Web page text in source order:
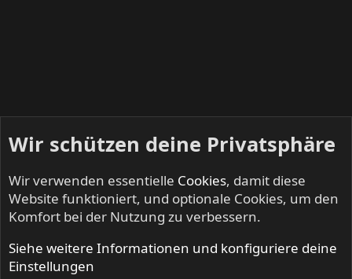
METROPOLIS - Progressive Rock & Metal
Wir schützen deine Privatsphäre
Wir verwenden essentielle Cookies, damit diese
Website funktioniert, und optionale Cookies, um den
Komfort bei der Nutzung zu verbessern.
Siehe weitere Informationen und konfiguriere deine
Einstellungen